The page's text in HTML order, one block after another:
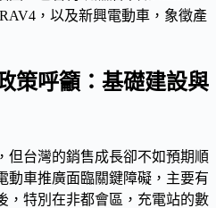
策呼籲：基礎建設與
但台灣的銷售成長卻不如預期順
動車推廣面臨關鍵障礙，主要有
，特別在非都會區，充電站的數